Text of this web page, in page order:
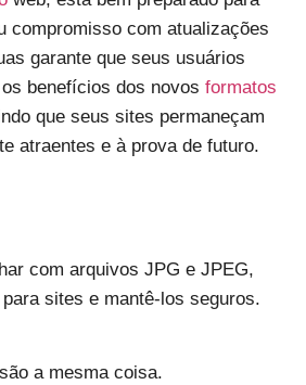
compromisso com atualizações
garante que seus usuários
benefícios dos novos formatos
que seus sites permaneçam
atraentes e à prova de futuro.
com arquivos JPG e JPEG,
sites e mantê-los seguros.
a mesma coisa.